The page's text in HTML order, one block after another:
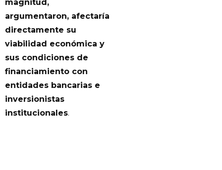
magnitud,
argumentaron, afectaría
directamente su
viabilidad económica y
sus condiciones de
financiamiento con
entidades bancarias e
inversionistas
institucionales.